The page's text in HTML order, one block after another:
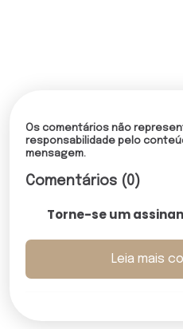
Os comentários não
responsabilidade pelo
mensagem.
Comentários (0)
Torne-se um
Leia mais